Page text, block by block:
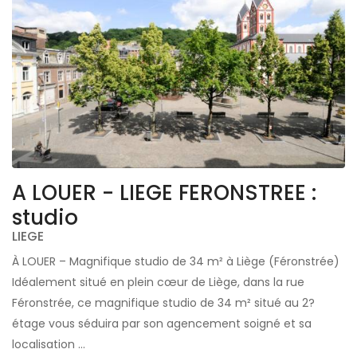
A LOUER - LIEGE FERONSTREE :
studio
LIEGE
À LOUER – Magnifique studio de 34 m² à Liège (Féronstrée)
Idéalement situé en plein cœur de Liège, dans la rue
Féronstrée, ce magnifique studio de 34 m² situé au 2?
étage vous séduira par son agencement soigné et sa
localisation ...